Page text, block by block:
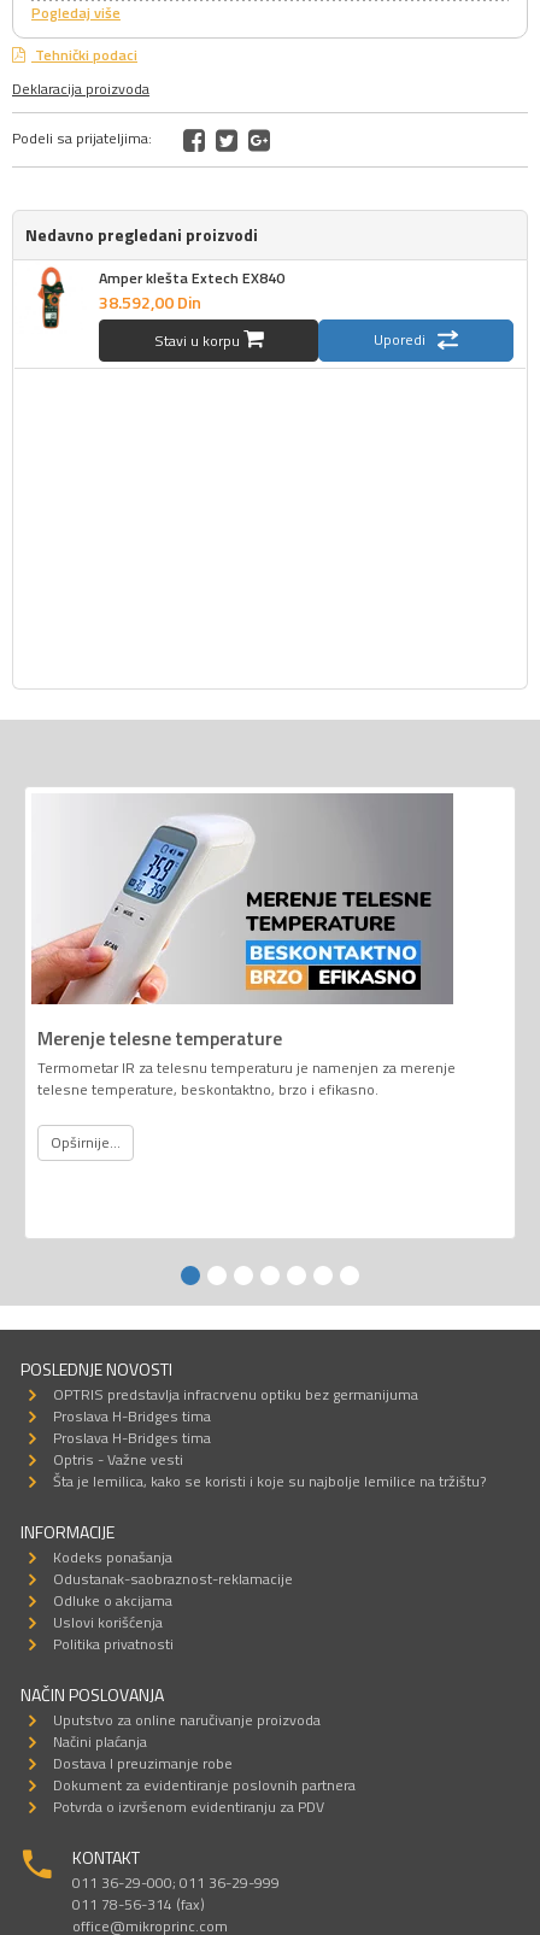
Pogledaj više
Tehnički podaci
Deklaracija proizvoda
Podeli sa prijateljima:
Nedavno pregledani proizvodi
Amper klešta Extech EX840
38.592,00Din
Stavi u korpu Uporedi
Merenje telesne temperature
Termometar IR za telesnu temperaturu je namenjen za merenje
telesne temperature, beskontaktno, brzo i efikasno.
Opširnije...
POSLEDNJE NOVOSTI
OPTRIS predstavlja infracrvenu optiku bez germanijuma
Proslava H-Bridges tima
Proslava H-Bridges tima
Optris - Važne vesti
Šta je lemilica, kako se koristi i koje su najbolje lemilice na tržištu?
INFORMACIJE
Kodeks ponašanja
Odustanak-saobraznost-reklamacije
Odluke o akcijama
Uslovi korišćenja
Politika privatnosti
NAČIN POSLOVANJA
Uputstvo za online naručivanje proizvoda
Načini plaćanja
Dostava I preuzimanje robe
Dokument za evidentiranje poslovnih partnera
Potvrda o izvršenom evidentiranju za PDV
KONTAKT
011 36-29-000; 011 36-29-999
011 78-56-314 (fax)
office@mikroprinc.com